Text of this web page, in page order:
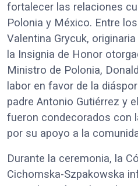
fortalecer las relaciones
Polonia y México. Entre
Valentina Grycuk,
la Insignia de Honor
Ministro de Polonia,
labor en favor de la
padre Antonio Gutiérrez y
fueron condecorados con
por su apoyo a la
Durante la ceremonia, la
Cichomska-Szpakowska